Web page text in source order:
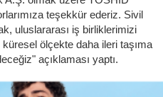
teşekkür ederiz. Sivil
uluslararası iş birliklerimizi
küresel ölçekte daha ileri taşıma
açıklaması yaptı.